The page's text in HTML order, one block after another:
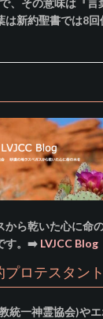
、その意味は『言
は新約聖書では8回
から乾いた心に命
す。➡️ LVJCC Blog
ロテスタント
統一神霊協会)や